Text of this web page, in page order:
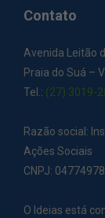
Contato
Avenida Leitão
Praia do Suá –
Tel.: (27) 3019-
Razão social:
Ações Sociais
CNPJ:
O Ideias está